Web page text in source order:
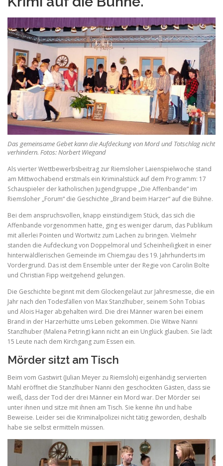
e
n
t
s
i
z
e
f
o
n
t
s
z
e
.
a
s
e
f
o
n
s
i
z
.
Das gemeinsame Gebet kann die Aufdeckung von Mord und Totschlag nicht
verhindern. Fotos: Norbert Wiegand
Als vierter Wettbewerbsbeitrag zur Riemsloher Laienspielwoche stand
am Mittwochabend erstmals ein Kriminalstück auf dem Programm: 17
Schauspieler der katholischen Jugendgruppe „Die Affenbande“ im
Riemsloher „Forum“ die Geschichte „Brand beim Harzer“ auf die Bühne.
Bei dem anspruchsvollen, knapp einstündigem Stück, das sich die
Affenbande vorgenommen hatte, ging es weniger darum, das Publikum
mit allerlei Pointen und Wortwitz zum Lachen zu bringen. Vielmehr
standen die Aufdeckung von Doppelmoral und Scheinheiligkeit in einer
hinterwäldlerischen Gemeinde im Chiemgau des 19. Jahrhunderts im
Vordergrund. Das ist dem Ensemble unter der Regie von Carolin Bolte
und Christian Fipp weitgehend gelungen.
Die Geschichte beginnt mit dem Glockengeläut zur Jahresmesse, die ein
Jahr nach den Todesfällen von Max Stanzlhuber, seinem Sohn Tobias
und Alois Hager abgehalten wird. Die drei Männer waren bei einem
Brand in der Harzerhütte ums Leben gekommen. Die Witwe Nanni
Stanzlhuber (Malena Petring) kann nicht an ein Unglück glauben. Sie lädt
15 Leute nach dem Kirchgang zum Essen ein.
Mörder sitzt am Tisch
Beim vom Gastwirt (Julian Meyer zu Riemsloh) eigenhändig servierten
Mahl eröffnet die Stanzlhuber Nanni den geschockten Gästen, dass sie
weiß, dass der Tod der drei Männer ein Mord war. Der Mörder sei
unter ihnen und sitze mit ihnen am Tisch. Sie kenne ihn und habe
Beweise. Leider sei die Kriminalpolizei nicht tätig geworden, deshalb
habe sie selbst ermitteln müssen.